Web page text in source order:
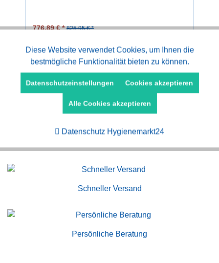
776,89 € * 825,95 € *
Schneller Versand
Persönliche Beratung
Funktionale Aktiv
Marketing Aktiv
Diese Website verwendet Cookies, um Ihnen die
bestmögliche Funktionalität bieten zu können.
Datenschutzeinstellungen Cookies akzeptieren
Alle Cookies akzeptieren
Datenschutz Hygienemarkt24